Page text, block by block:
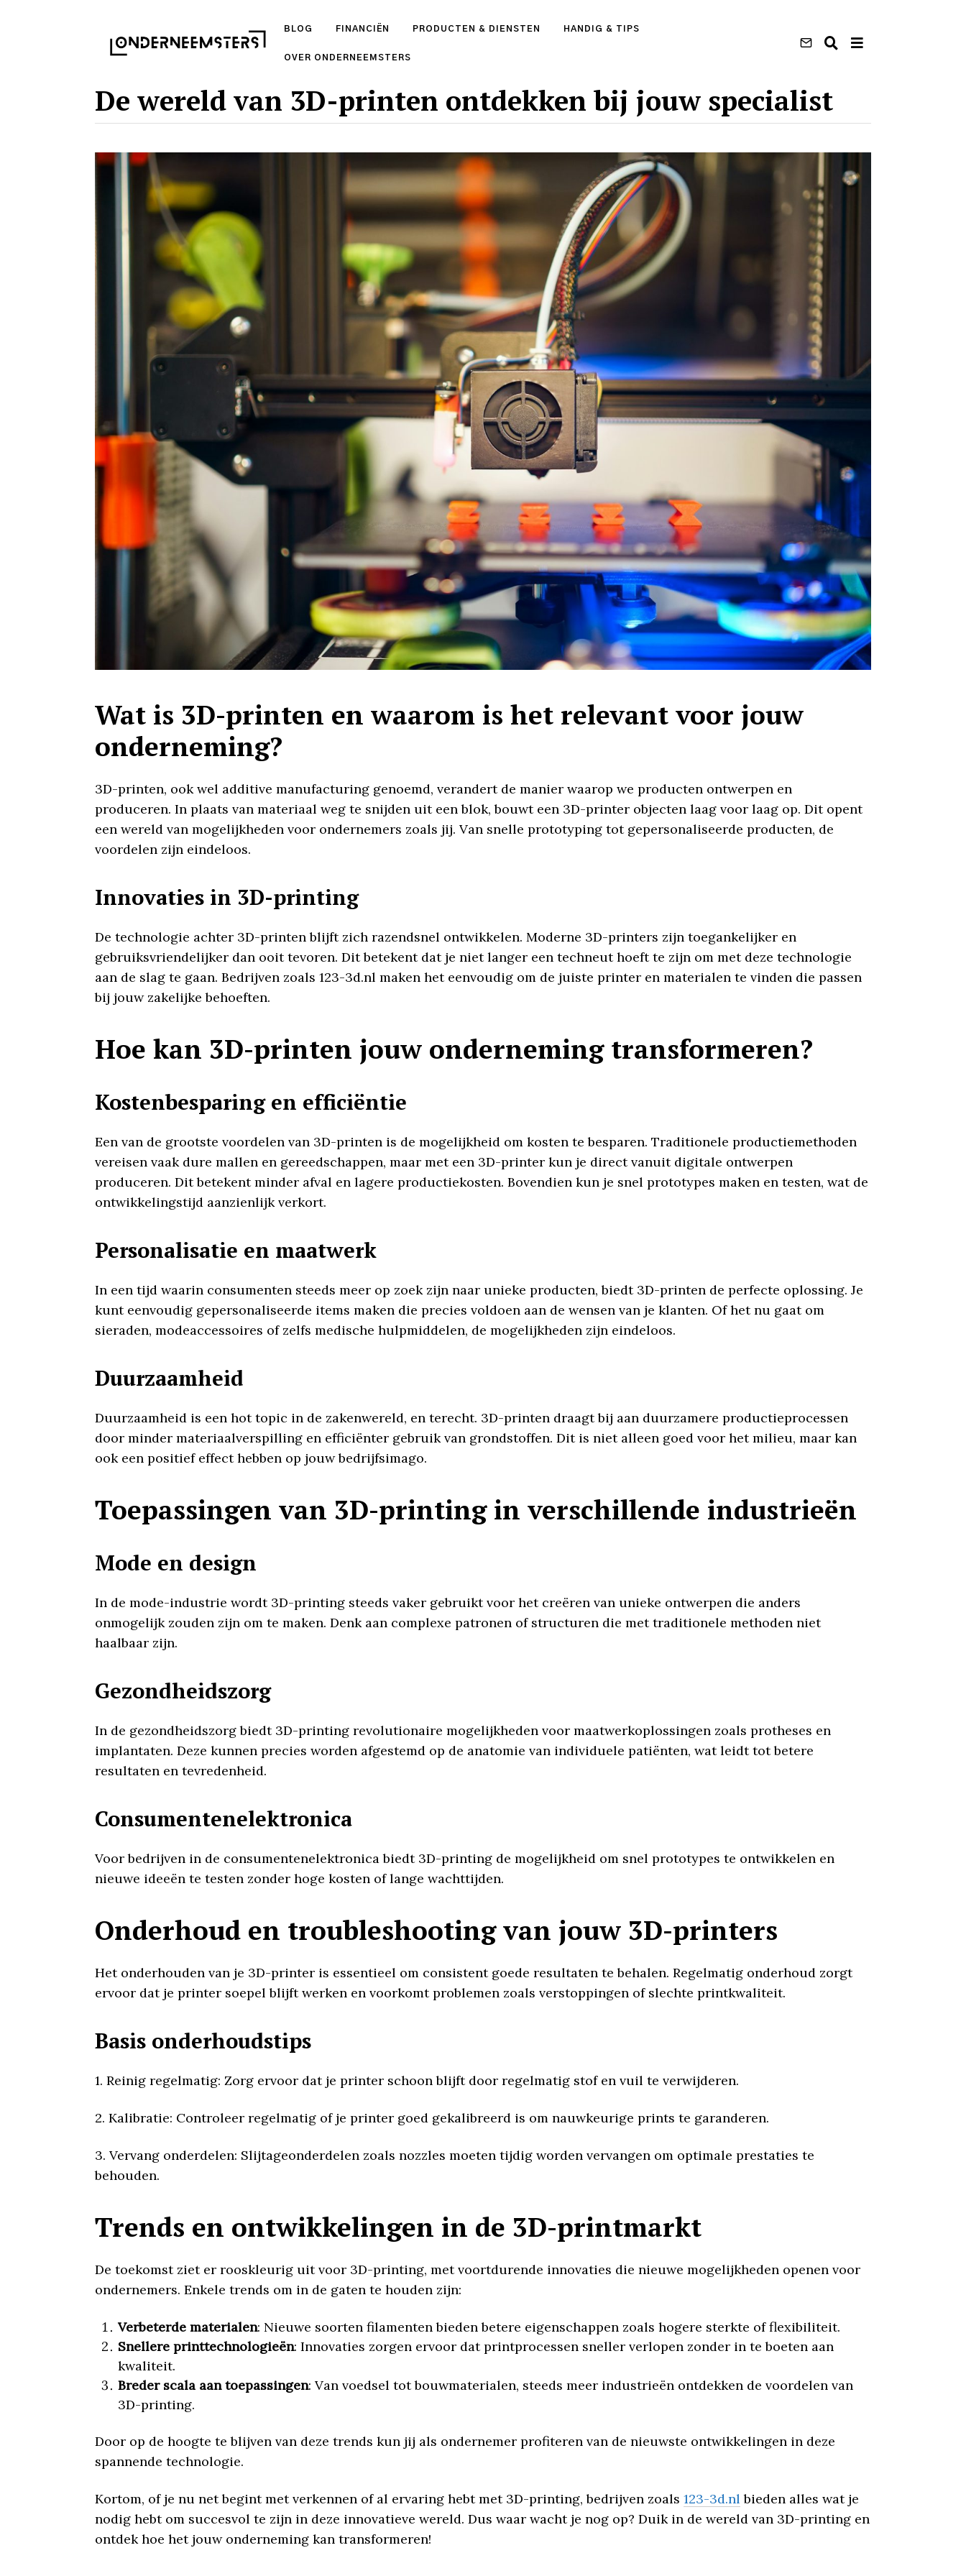
BLOG FINANCIËN PRODUCTEN & DIENSTEN HANDIG & TIPS
OVER ONDERNEEMSTERS
De wereld van 3D-printen ontdekken bij jouw specialist
Wat is 3D-printen en waarom is het relevant voor jouw
onderneming?
3D-printen, ook wel additive manufacturing genoemd, verandert de manier waarop we producten ontwerpen en
produceren. In plaats van materiaal weg te snijden uit een blok, bouwt een 3D-printer objecten laag voor laag op. Dit opent
een wereld van mogelijkheden voor ondernemers zoals jij. Van snelle prototyping tot gepersonaliseerde producten, de
voordelen zijn eindeloos.
Innovaties in 3D-printing
De technologie achter 3D-printen blijft zich razendsnel ontwikkelen. Moderne 3D-printers zijn toegankelijker en
gebruiksvriendelijker dan ooit tevoren. Dit betekent dat je niet langer een techneut hoeft te zijn om met deze technologie
aan de slag te gaan. Bedrijven zoals 123-3d.nl maken het eenvoudig om de juiste printer en materialen te vinden die passen
bij jouw zakelijke behoeften.
Hoe kan 3D-printen jouw onderneming transformeren?
Kostenbesparing en efficiëntie
Een van de grootste voordelen van 3D-printen is de mogelijkheid om kosten te besparen. Traditionele productiemethoden
vereisen vaak dure mallen en gereedschappen, maar met een 3D-printer kun je direct vanuit digitale ontwerpen
produceren. Dit betekent minder afval en lagere productiekosten. Bovendien kun je snel prototypes maken en testen, wat de
ontwikkelingstijd aanzienlijk verkort.
Personalisatie en maatwerk
In een tijd waarin consumenten steeds meer op zoek zijn naar unieke producten, biedt 3D-printen de perfecte oplossing. Je
kunt eenvoudig gepersonaliseerde items maken die precies voldoen aan de wensen van je klanten. Of het nu gaat om
sieraden, modeaccessoires of zelfs medische hulpmiddelen, de mogelijkheden zijn eindeloos.
Duurzaamheid
Duurzaamheid is een hot topic in de zakenwereld, en terecht. 3D-printen draagt bij aan duurzamere productieprocessen
door minder materiaalverspilling en efficiënter gebruik van grondstoffen. Dit is niet alleen goed voor het milieu, maar kan
ook een positief effect hebben op jouw bedrijfsimago.
Toepassingen van 3D-printing in verschillende industrieën
Mode en design
In de mode-industrie wordt 3D-printing steeds vaker gebruikt voor het creëren van unieke ontwerpen die anders
onmogelijk zouden zijn om te maken. Denk aan complexe patronen of structuren die met traditionele methoden niet
haalbaar zijn.
Gezondheidszorg
In de gezondheidszorg biedt 3D-printing revolutionaire mogelijkheden voor maatwerkoplossingen zoals protheses en
implantaten. Deze kunnen precies worden afgestemd op de anatomie van individuele patiënten, wat leidt tot betere
resultaten en tevredenheid.
Consumentenelektronica
Voor bedrijven in de consumentenelektronica biedt 3D-printing de mogelijkheid om snel prototypes te ontwikkelen en
nieuwe ideeën te testen zonder hoge kosten of lange wachttijden.
Onderhoud en troubleshooting van jouw 3D-printers
Het onderhouden van je 3D-printer is essentieel om consistent goede resultaten te behalen. Regelmatig onderhoud zorgt
ervoor dat je printer soepel blijft werken en voorkomt problemen zoals verstoppingen of slechte printkwaliteit.
Basis onderhoudstips
1. Reinig regelmatig: Zorg ervoor dat je printer schoon blijft door regelmatig stof en vuil te verwijderen.
2. Kalibratie: Controleer regelmatig of je printer goed gekalibreerd is om nauwkeurige prints te garanderen.
3. Vervang onderdelen: Slijtageonderdelen zoals nozzles moeten tijdig worden vervangen om optimale prestaties te
behouden.
Trends en ontwikkelingen in de 3D-printmarkt
De toekomst ziet er rooskleurig uit voor 3D-printing, met voortdurende innovaties die nieuwe mogelijkheden openen voor
ondernemers. Enkele trends om in de gaten te houden zijn:
Verbeterde materialen: Nieuwe soorten filamenten bieden betere eigenschappen zoals hogere sterkte of flexibiliteit.
Snellere printtechnologieën: Innovaties zorgen ervoor dat printprocessen sneller verlopen zonder in te boeten aan
kwaliteit.
Breder scala aan toepassingen: Van voedsel tot bouwmaterialen, steeds meer industrieën ontdekken de voordelen van
3D-printing.
Door op de hoogte te blijven van deze trends kun jij als ondernemer profiteren van de nieuwste ontwikkelingen in deze
spannende technologie.
Kortom, of je nu net begint met verkennen of al ervaring hebt met 3D-printing, bedrijven zoals 123-3d.nl bieden alles wat je
nodig hebt om succesvol te zijn in deze innovatieve wereld. Dus waar wacht je nog op? Duik in de wereld van 3D-printing en
ontdek hoe het jouw onderneming kan transformeren!